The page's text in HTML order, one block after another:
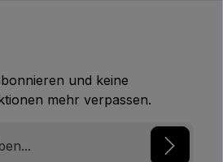
und keine
mehr verpassen.